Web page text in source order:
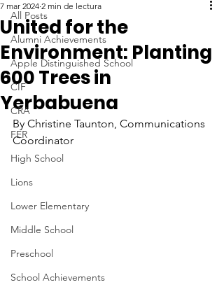
All Posts
Alumni Achievements
Apple Distinguished School
CIF
CRA
FER
High School
Lions
Lower Elementary
Middle School
Preschool
School Achievements
United for the
Environment: Planting
600 Trees in
Yerbabuena
7 mar 2024 2 min de lectura
By Christine Taunton, Communications
Coordinator